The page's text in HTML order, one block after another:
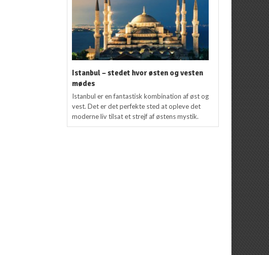
Istanbul – stedet hvor østen og vesten
mødes
Istanbul er en fantastisk kombination af øst og
vest. Det er det perfekte sted at opleve det
moderne liv tilsat et strejf af østens mystik.